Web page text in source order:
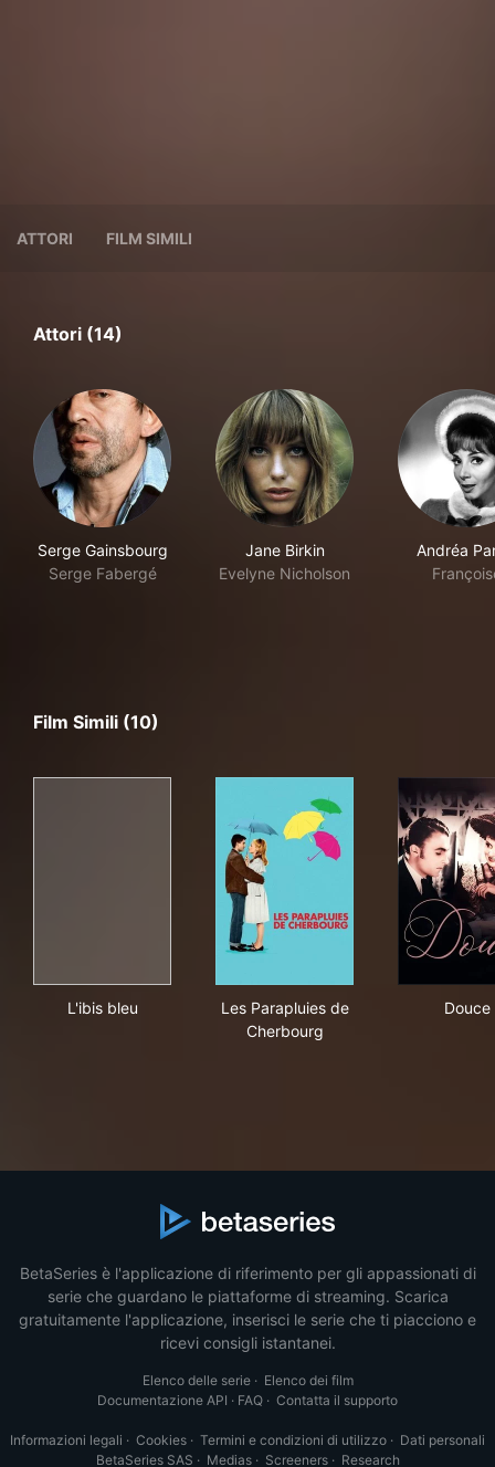
ATTORI FILM SIMILI
Attori (14)
Serge Gainsbourg
Serge Fabergé
Jane Birkin
Evelyne Nicholson
Andréa
Film Simili (10)
L'ibis bleu
Les Parapluies de
Cherbourg
Douce
BetaSeries è l'applicazione di riferimento per gli appassionati di
serie che guardano le piattaforme di streaming. Scarica
gratuitamente l'applicazione, inserisci le serie che ti piacciono e
ricevi consigli istantanei.
Elenco delle serie· Elenco dei film
Documentazione API · FAQ · Contatta il supporto
Informazioni legali · Cookies · Termini e condizioni di utilizzo · Dati personali
BetaSeries SAS · Medias· Screeners· Research